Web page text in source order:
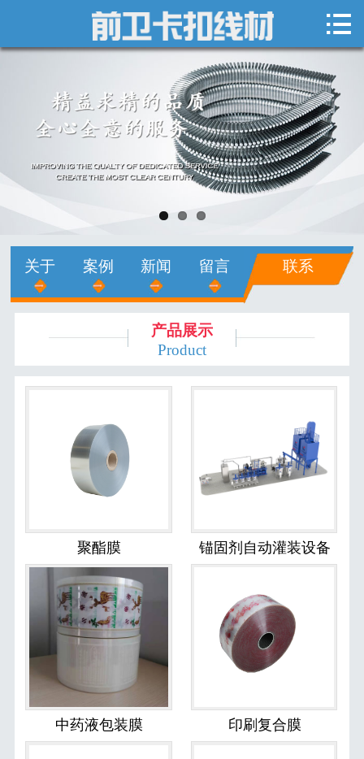
 网站首页
关于我们
新闻中心
产品展示
销售网络
在线留言
联系我们

关于 案例 新闻 留言 联系
产品展示
Product
聚酯膜 锚固剂自动灌装设备
中药液包装膜 印刷复合膜